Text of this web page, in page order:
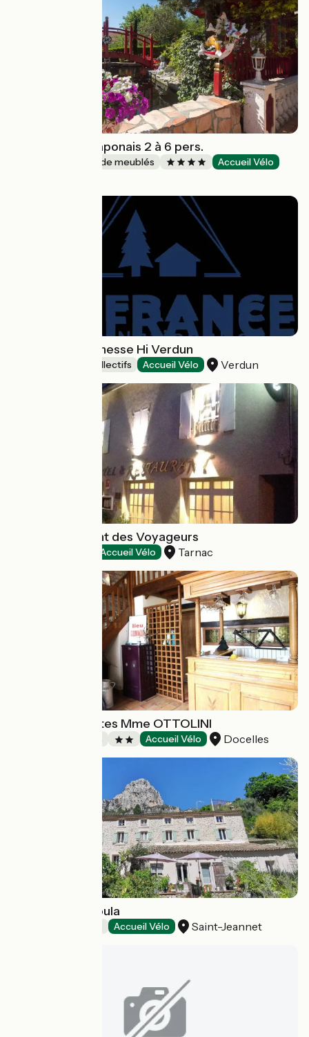
Au printemps Japonais 2 à 6 pers.
Gîtes et locations de meublés Accueil Vélo
Auberge de jeunesse Hi Verdun
Hébergements collectifs Accueil Vélo Verdun
Hôtel Restaurant des Voyageurs
Accueil Vélo Tarnac
Chambres d'hôtes Mme OTTOLINI
Accueil Vélo Docelles
Le Moulin Camoula
Accueil Vélo Saint-Jeannet